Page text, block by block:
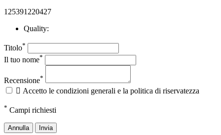
125391220427
Quality:
Titolo*
Il tuo nome*
Recensione*
 Accetto le condizioni generali e la politica di riservatezza
* Campi richiesti
Annulla Invia